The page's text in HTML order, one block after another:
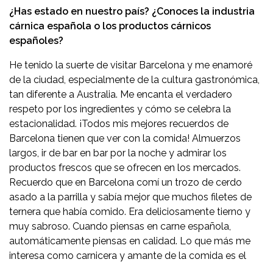
¿Has estado en nuestro país? ¿Conoces la industria
cárnica española o los productos cárnicos
españoles?
He tenido la suerte de visitar Barcelona y me enamoré
de la ciudad, especialmente de la cultura gastronómica,
tan diferente a Australia. Me encanta el verdadero
respeto por los ingredientes y cómo se celebra la
estacionalidad. ¡Todos mis mejores recuerdos de
Barcelona tienen que ver con la comida! Almuerzos
largos, ir de bar en bar por la noche y admirar los
productos frescos que se ofrecen en los mercados.
Recuerdo que en Barcelona comí un trozo de cerdo
asado a la parrilla y sabía mejor que muchos filetes de
ternera que había comido. Era deliciosamente tierno y
muy sabroso. Cuando piensas en carne española,
automáticamente piensas en calidad. Lo que más me
interesa como carnicera y amante de la comida es el